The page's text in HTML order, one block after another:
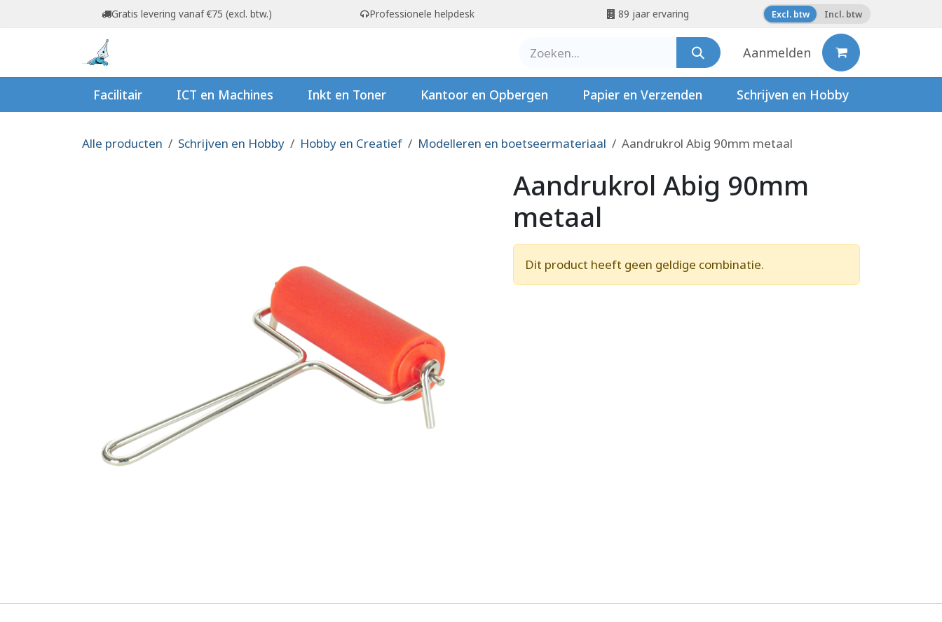
Overslaan naar inhoudGratis levering vanaf €75 (excl. btw.) Professionele helpdesk 89 jaar ervaring Excl. btw Incl. btw
Aanmelden
Facilitair ICT en Machines Inkt en Toner Kantoor en Opbergen Papier en Verzenden Schrijven en Hobby
Alle producten Schrijven en Hobby Hobby en Creatief Modelleren en boetseermateriaal Aandrukrol Abig 90mm metaal
Aandrukrol Abig 90mm
metaal
Dit product heeft geen geldige combinatie.